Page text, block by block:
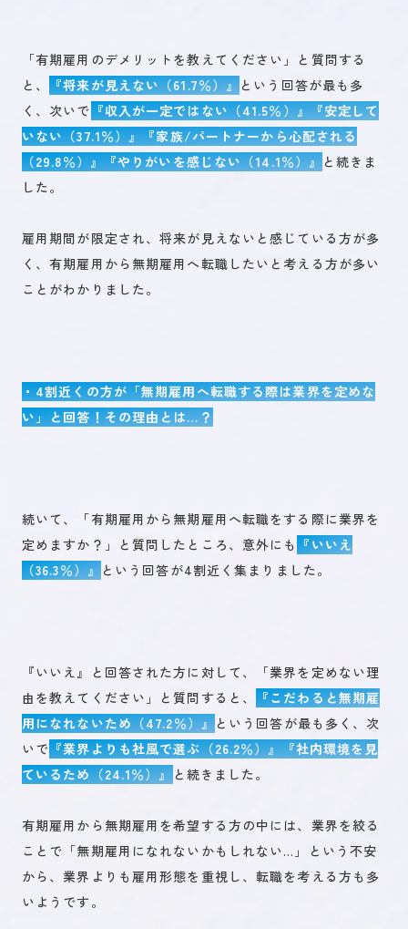
「有期雇用のデメリットを教えてください」と質問する
と、『将来が見えない（61.7％）』という回答が最も多
く、次いで『収入が一定ではない（41.5％）』『安定して
いない（37.1％）』『家族/パートナーから心配される
（29.8％）』『やりがいを感じない（14.1％）』と続きま
した。
雇用期間が限定され、将来が見えないと感じている方が多
く、有期雇用から無期雇用へ転職したいと考える方が多い
ことがわかりました。
・4割近くの方が「無期雇用へ転職する際は業界を定めな
い」と回答！その理由とは…？
続いて、「有期雇用から無期雇用へ転職をする際に業界を
定めますか？」と質問したところ、意外にも『いいえ
（36.3％）』という回答が4割近く集まりました。
『いいえ』と回答された方に対して、「業界を定めない理
由を教えてください」と質問すると、『こだわると無期雇
用になれないため（47.2％）』という回答が最も多く、次
いで『業界よりも社風で選ぶ（26.2％）』『社内環境を見
ているため（24.1％）』と続きました。
有期雇用から無期雇用を希望する方の中には、業界を絞る
ことで「無期雇用になれないかもしれない…」という不安
から、業界よりも雇用形態を重視し、転職を考える方も多
いようです。